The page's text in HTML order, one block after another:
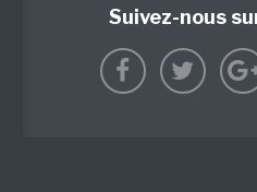
Suivez-nous